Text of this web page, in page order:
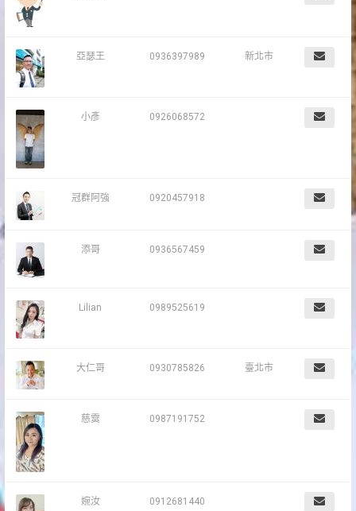
亞瑟王 0936397989 新北市
小彥 0926068572
冠群阿強 0920457918
添哥 0936567459
Lilian 0989525619
大仁哥 0930785826 臺北市
慈霙 0987191752
婉汝 0912681440